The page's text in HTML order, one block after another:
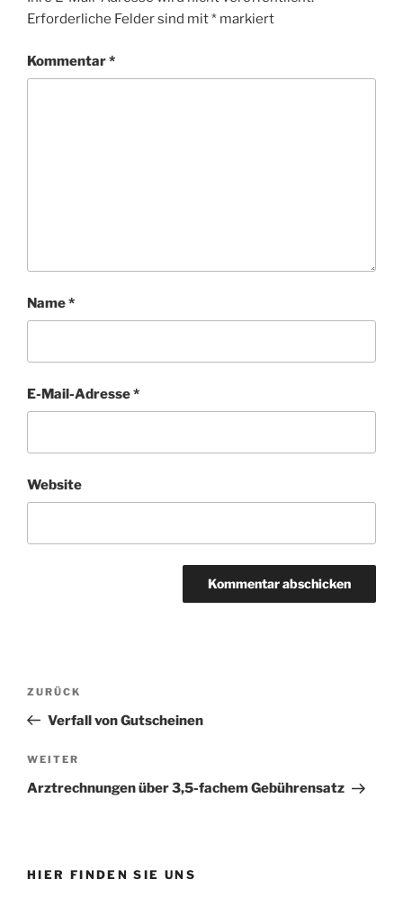
Erforderliche Felder sind mit* markiert
Kommentar*
Name*
E-Mail-Adresse*
Website
Beitragsnavigation
Vorheriger
Beitrag
ZURÜCK
Verfall von Gutscheinen
Nächster
Beitrag
WEITER
Arztrechnungen über 3,5-fachem Gebührensatz
HIER FINDEN SIE UNS